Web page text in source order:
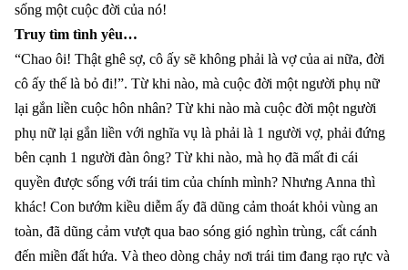
sống một cuộc đời của nó!
Truy tìm tình yêu…
“Chao ôi! Thật ghê sợ, cô ấy sẽ không phải là vợ của ai nữa, đời
cô ấy thế là bỏ đi!”. Từ khi nào, mà cuộc đời một người phụ nữ
lại gắn liền cuộc hôn nhân? Từ khi nào mà cuộc đời một người
phụ nữ lại gắn liền với nghĩa vụ là phải là 1 người vợ, phải đứng
bên cạnh 1 người đàn ông? Từ khi nào, mà họ đã mất đi cái
quyền được sống với trái tim của chính mình? Nhưng Anna thì
khác! Con bướm kiều diễm ấy đã dũng cảm thoát khỏi vùng an
toàn, đã dũng cảm vượt qua bao sóng gió nghìn trùng, cất cánh
đến miền đất hứa. Và theo dòng chảy nơi trái tim đang rạo rực và